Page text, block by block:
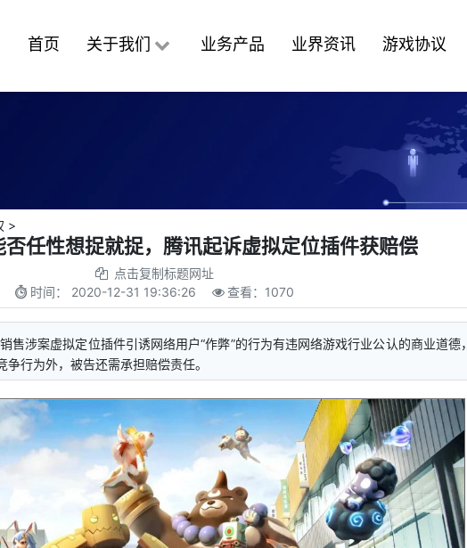
首页 关于我们 业务产品 业界资讯 游戏协议
>
否任性想捉就捉，腾讯起诉虚拟定位插件获赔偿
点击复制标题网址
时间： 2020-12-31 19:36:26 查看： 1070
售涉案虚拟定位插件引诱网络用户“作弊”的行为有违网络游戏行业公认的商业道德，
行为外，被告还需承担赔偿责任。